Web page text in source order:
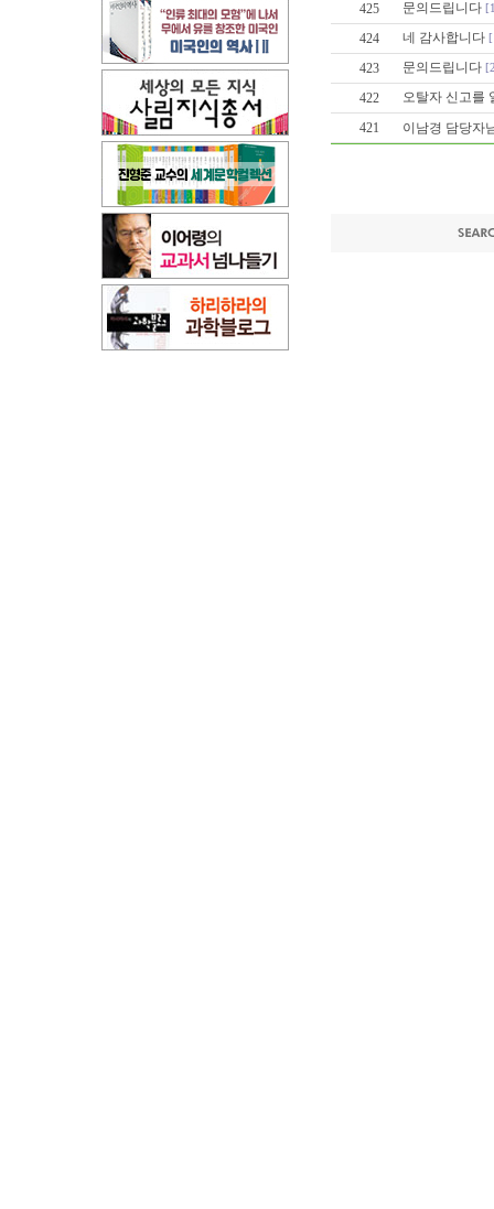
425 문의드립니다
424 네 감사합니다
423 문의드립니다
422
오탈자 신고를
421
이남경 담당자